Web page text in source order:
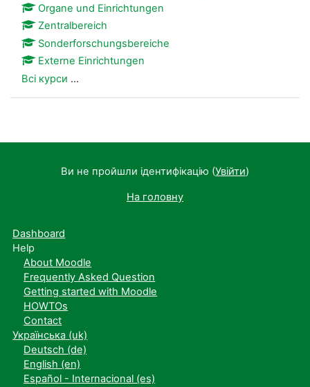
Organe und Einrichtungen
Zentralbereich
Sonderforschungsbereiche
Externe Einrichtungen
Всі курси ...
Ви не пройшли ідентифікацію (Увійти)
На головну
Dashboard
Help
About Moodle
Frequently Asked Question
Getting started with Moodle
HOWTOs
Contact
Українська ‎(uk)‎
Deutsch ‎(de)‎
English ‎(en)‎
Español - Internacional ‎(es)‎